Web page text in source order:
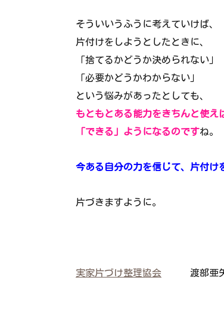
そういいうふうに考えていけば、
片付けをしようとしたときに、
「捨てるかどうか決められない」
「必要かどうかわからない」
という悩みがあったとしても、
もともとある能力をきちんと使え
「できる」ようになるのですね。
今ある自分の力を信じて、片付け
片づきますように。
実家片づけ整理協会 渡部亜